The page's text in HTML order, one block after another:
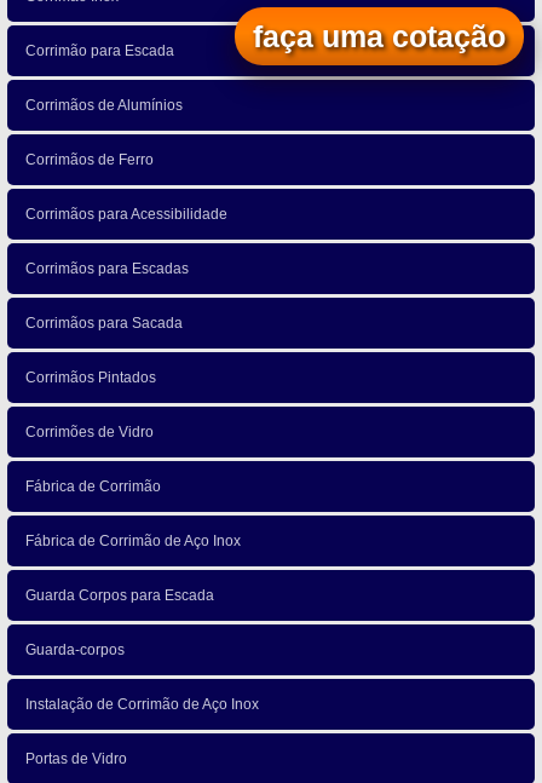
Corrimão para Escada
Corrimãos de Alumínios
Corrimãos de Ferro
Corrimãos para Acessibilidade
Corrimãos para Escadas
Corrimãos para Sacada
Corrimãos Pintados
Corrimões de Vidro
Fábrica de Corrimão
Fábrica de Corrimão de Aço Inox
Guarda Corpos para Escada
Guarda-corpos
Instalação de Corrimão de Aço Inox
Portas de Vidro
faça uma cotação